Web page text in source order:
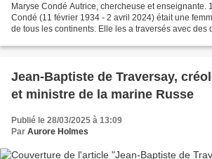
Maryse Condé Autrice, chercheuse et enseignante.
Condé (11 février 1934 - 2 avril 2024) était une
de tous les continents. Elle les a traversés avec des
Jean-Baptiste de Traversay,
et ministre de la marine Russe
Publié le 28/03/2025 à 13:09
Par Aurore Holmes